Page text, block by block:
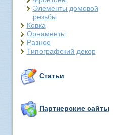
Элементы домовой
резьбы
Ковка
Орнаменты
Разное
Типографский декор
Статьи
Партнерские сайты